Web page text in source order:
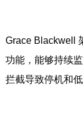
Grace Blackwell
功能，能够持续
拦截导致停机和